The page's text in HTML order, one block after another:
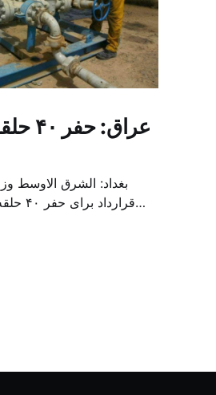
بغداد: الشرق الاوسط
محمد خضیر مدعامل شرکت